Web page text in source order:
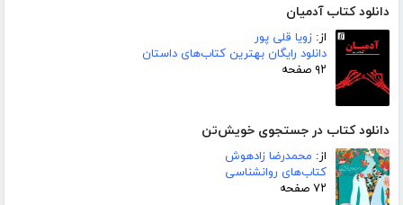
دانلود کتاب آدمیان
از: زویا قلی پور
دانلود رایگان بهترین کتاب‌های داستان
۹۲ صفحه
دانلود کتاب در جستجوی خویش‌تن
از: محمدرضا زادهوش
کتاب‌های روانشناسی
۷۲ صفحه